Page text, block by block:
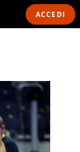
ACCEDI